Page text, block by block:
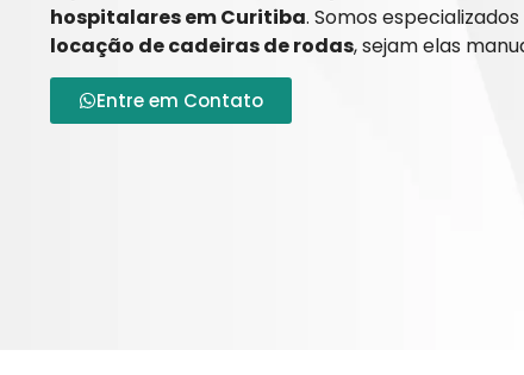
hospitalares em Curitiba. Somos
locação de cadeiras de rodas, sejam elas
Entre em Contato